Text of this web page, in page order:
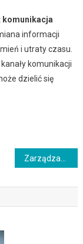
komunikacja
informacji
i utraty czasu.
komunikacji
dzielić się